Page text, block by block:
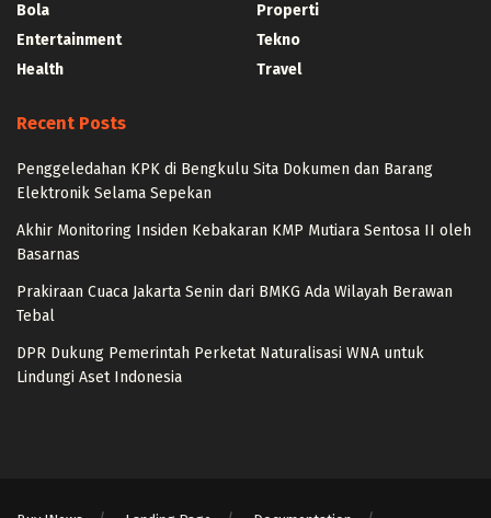
Bola
Entertainment
Health
Properti
Tekno
Travel
Recent Posts
Penggeledahan KPK di Bengkulu Sita Dokumen dan Barang
Elektronik Selama Sepekan
Akhir Monitoring Insiden Kebakaran KMP Mutiara Sentosa II oleh
Basarnas
Prakiraan Cuaca Jakarta Senin dari BMKG Ada Wilayah Berawan
Tebal
DPR Dukung Pemerintah Perketat Naturalisasi WNA untuk
Lindungi Aset Indonesia